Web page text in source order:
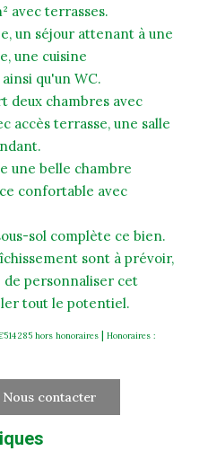
avec terrasses.
un séjour attenant à une
une cuisine
qu'un WC.
deux chambres avec
accès terrasse, une salle
une belle chambre
confortable avec
sol complète ce bien.
sont à prévoir,
personnaliser cet
tout le potentiel.
285 hors honoraires | Honoraires :
Nous contacter